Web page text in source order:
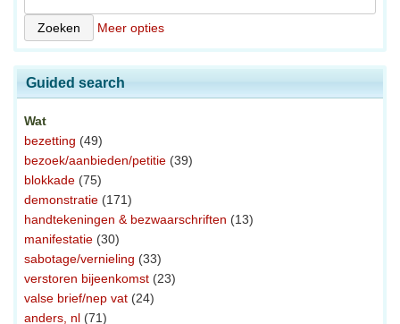
Meer opties
Guided search
Wat
bezetting (49)
bezoek/aanbieden/petitie (39)
blokkade (75)
demonstratie (171)
handtekeningen & bezwaarschriften (13)
manifestatie (30)
sabotage/vernieling (33)
verstoren bijeenkomst (23)
valse brief/nep vat (24)
anders, nl (71)